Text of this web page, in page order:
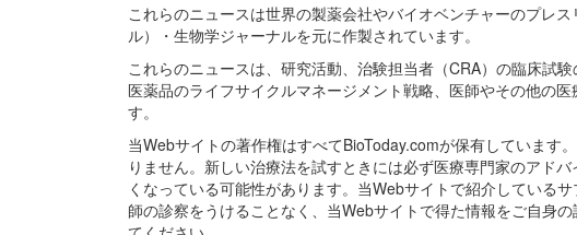
これらのニュースは世界の製薬会社やバイオベンチャーのプレ
ル）・生物学ジャーナルを元に作製されています。
これらのニュースは、研究活動、治験担当者（CRA）の臨床試
医薬品のライフサイクルマネージメント戦略、医師やその他の
す。
当Webサイトの著作権はすべてBioToday.comが保有していま
りません。新しい治療法を試すときには必ず医療専門家のアド
くなっている可能性があります。当Webサイトで紹介している
師の診察をうけることなく、当Webサイトで得た情報をご自身